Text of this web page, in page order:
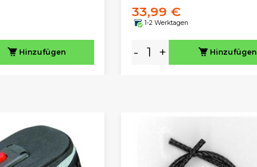
Hinzufügen
33,99 €
1-2 Werktagen
- + Hinzufügen